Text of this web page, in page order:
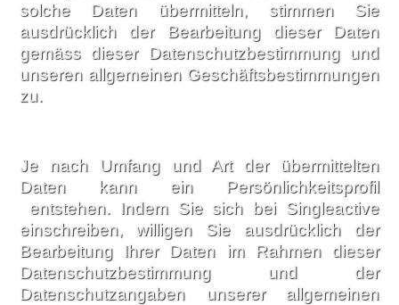
solche Daten übermitteln, stimmen Sie
ausdrücklich der Bearbeitung dieser Daten
gemäss dieser Datenschutzbestimmung und
unseren allgemeinen Geschäftsbestimmungen
zu.
Je nach Umfang und Art der übermittelten
Daten kann ein Persönlichkeitsprofil
entstehen. Indem Sie sich bei Singleactive
einschreiben, willigen Sie ausdrücklich der
Bearbeitung Ihrer Daten im Rahmen dieser
Datenschutzbestimmung und der
Datenschutzangaben unserer allgemeinen